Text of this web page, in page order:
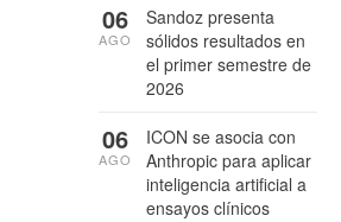
Sandoz presenta
sólidos resultados en
el primer semestre de
2026
06
AGO
ICON se asocia con
Anthropic para aplicar
inteligencia artificial a
ensayos clínicos
06
AGO